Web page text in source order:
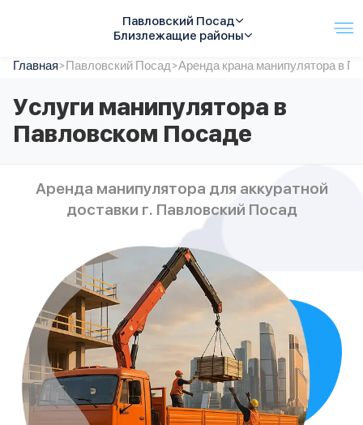
Павловский Посад
Близлежащие районы
Услуги
Автопарк
Тарифы
Акции
Контакты
Спецтехника
Главная>Павловский Посад>Аренда крана манипулятора в
Услуги манипулятора в
Павловском Посаде
Аренда манипулятора для аккуратной
доставки г. Павловский Посад